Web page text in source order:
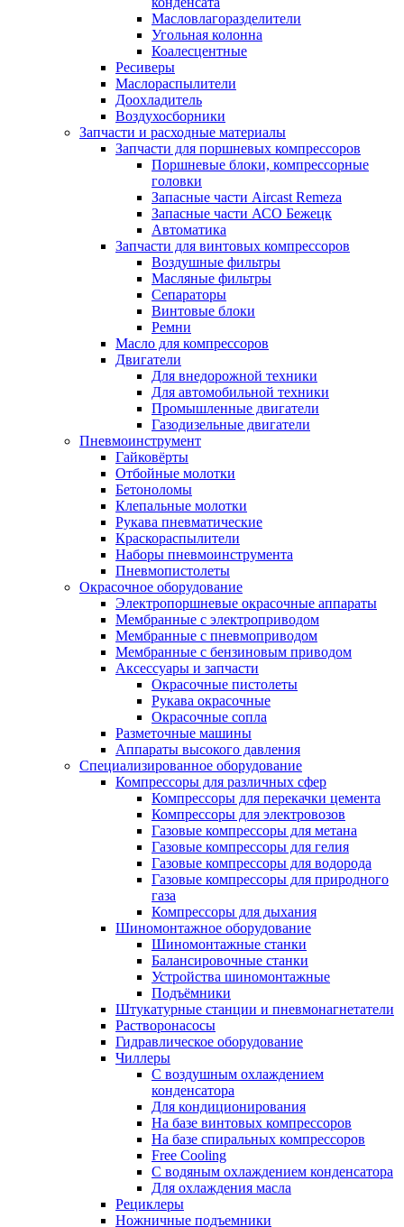
Масловлагоразделители
Угольная колонна
Коалесцентные
Ресиверы
Маслораспылители
Доохладитель
Воздухосборники
Запчасти и расходные материалы
Запчасти для поршневых компрессоров
Поршневые блоки, компрессорные
головки
Запасные части Aircast Remeza
Запасные части АСО Бежецк
Автоматика
Запчасти для винтовых компрессоров
Воздушные фильтры
Масляные фильтры
Сепараторы
Винтовые блоки
Ремни
Масло для компрессоров
Двигатели
Для внедорожной техники
Для автомобильной техники
Промышленные двигатели
Газодизельные двигатели
Пневмоинструмент
Гайковёрты
Отбойные молотки
Бетоноломы
Клепальные молотки
Рукава пневматические
Краскораспылители
Наборы пневмоинструмента
Пневмопистолеты
Окрасочное оборудование
Электропоршневые окрасочные аппараты
Мембранные с электроприводом
Мембранные с пневмоприводом
Мембранные с бензиновым приводом
Аксессуары и запчасти
Окрасочные пистолеты
Рукава окрасочные
Окрасочные сопла
Разметочные машины
Аппараты высокого давления
Специализированное оборудование
Компрессоры для различных сфер
Компрессоры для перекачки цемента
Компрессоры для электровозов
Газовые компрессоры для метана
Газовые компрессоры для гелия
Газовые компрессоры для водорода
Газовые компрессоры для природного
газа
Компрессоры для дыхания
Шиномонтажное оборудование
Шиномонтажные станки
Балансировочные станки
Устройства шиномонтажные
Подъёмники
Штукатурные станции и пневмонагнетатели
Растворонасосы
Гидравлическое оборудование
Чиллеры
С воздушным охлаждением
конденсатора
Для кондиционирования
На базе винтовых компрессоров
На базе спиральных компрессоров
Free Cooling
С водяным охлаждением конденсатора
Для охлаждения масла
Рециклеры
Ножничные подъемники